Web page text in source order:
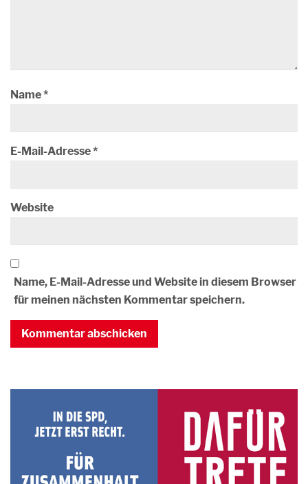
Name*
E-Mail-Adresse*
Website
Name, E-Mail-Adresse und Website in diesem Browser
für meinen nächsten Kommentar speichern.